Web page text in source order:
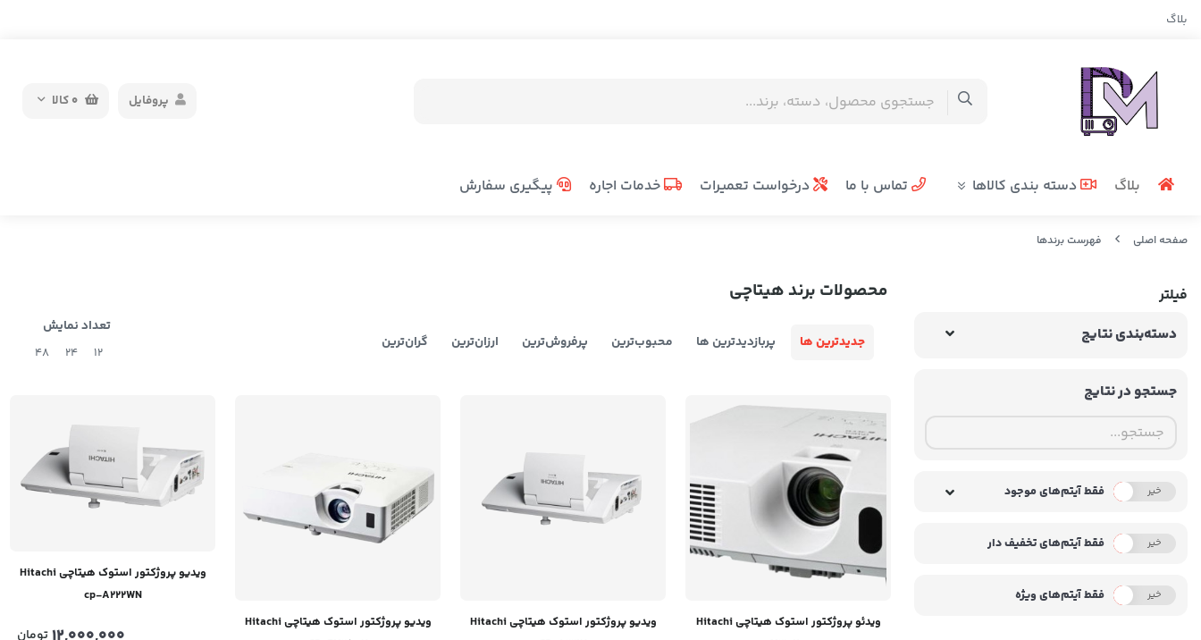
بلاگ
0کالا پروفایل
بلاگ دسته بندی کالاها تماس با ما درخواست تعمیرات خدمات اجاره پیگیری سفارش
صفحه اصلی فهرست برندها
فیلتر
دسته‌بندی نتایج
جستجو در نتایج
بله خیر فقط آیتم‌های موجود
بله خیر فقط آیتم‌های تخفیف دار
بله خیر فقط آیتم‌های ویژه
محصولات برند هیتاچی
جدیدترین ها پربازدیدترین ها محبوب‌‌ترین پرفروش‌ترین ارزان‌ترین گران‌ترین
تعداد نمایش
12
24
48
ویدئو پروژکتور استوک هیتاچی Hitachi
ویدیو پروژکتور استوک هیتاچی Hitachi
ویدیو پروژکتور استوک هیتاچی Hitachi
ویدیو پروژکتور استوک هیتاچی Hitachi
cp-A222WN
تومان